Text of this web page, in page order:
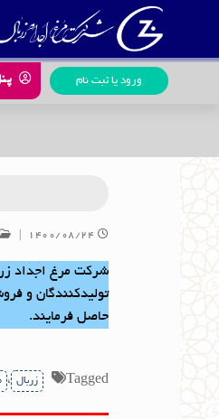
محتوا
ورود یا ثبت نام
۱۴۰۰/۰۸/۲۴
شرکت مرغ اجداد
حاصل فرمایند.
Tagged زربال ،